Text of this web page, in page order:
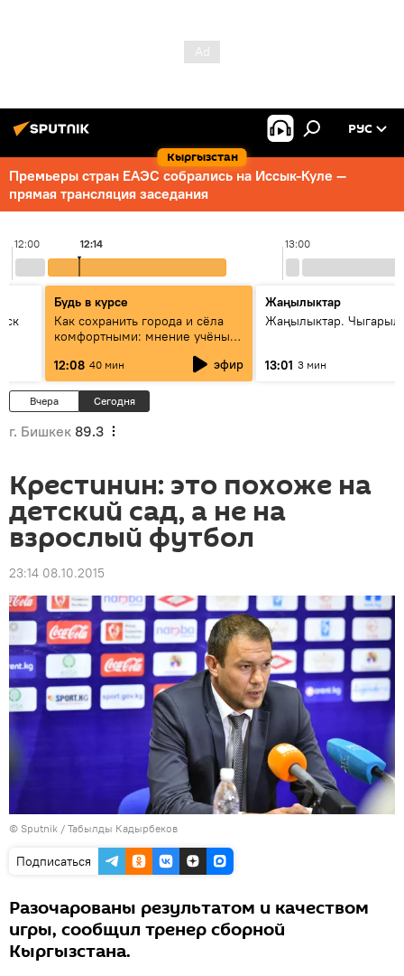
Кыргызстан
РУС
Премьеры стран ЕАЭС собрались на Иссык-Куле —
прямая трансляция заседания
12:00 13:00
12:14
Будь в курсе
Как сохранить города и сёла
комфортными: мнение учёных
12:08 40 мин эфир
Жаңылыктар
Жаңылыктар.
13:01 3 мин
Вчера Сегодня
г. Бишкек 89.3
Крестинин: это похоже на
детский сад, а не на
взрослый футбол
23:14 08.10.2015
© Sputnik / Табылды Кадырбеков
Подписаться
Разочарованы результатом и качеством
игры, сообщил тренер сборной
Кыргызстана.